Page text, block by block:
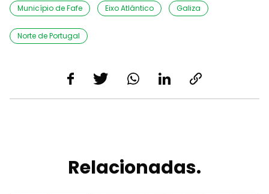
Município de Fafe Eixo Atlântico Galiza
Norte de Portugal
Relacionadas.